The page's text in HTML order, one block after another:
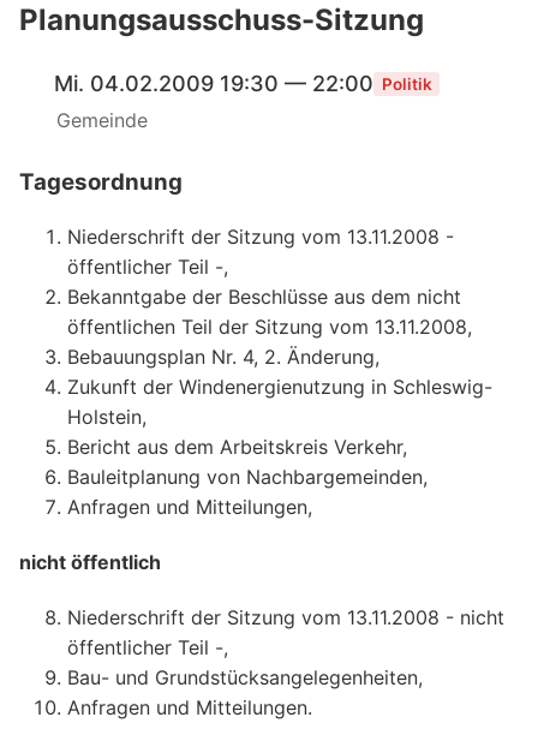
Planungsausschuss-Sitzung
Mi. 04.02.2009 19:30 — 22:00 Politik
Gemeinde
Tagesordnung
Niederschrift der Sitzung vom 13.11.2008 -
öffentlicher Teil -,
Bekanntgabe der Beschlüsse aus dem nicht
öffentlichen Teil der Sitzung vom 13.11.2008,
Bebauungsplan Nr. 4, 2. Änderung,
Zukunft der Windenergienutzung in Schleswig-
Holstein,
Bericht aus dem Arbeitskreis Verkehr,
Bauleitplanung von Nachbargemeinden,
Anfragen und Mitteilungen,
nicht öffentlich
Niederschrift der Sitzung vom 13.11.2008 - nicht
öffentlicher Teil -,
Bau- und Grundstücksangelegenheiten,
Anfragen und Mitteilungen.